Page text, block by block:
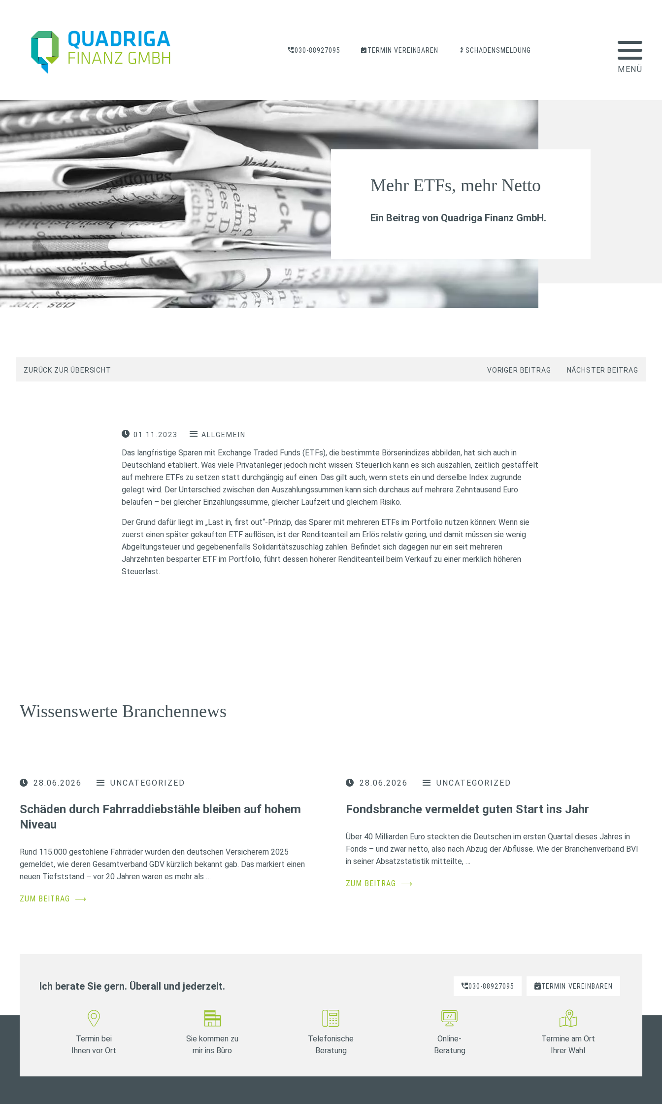
030-88927095 TERMIN VEREINBAREN SCHADENSMELDUNG
Mehr ETFs, mehr Netto
Ein Beitrag von Quadriga Finanz GmbH.
ZURÜCK ZUR ÜBERSICHT VORIGER BEITRAG NÄCHSTER BEITRAG
01.11.2023 ALLGEMEIN
Das langfristige Sparen mit Exchange Traded Funds (ETFs), die bestimmte Börsenindizes abbilden, hat sich auch in
Deutschland etabliert. Was viele Privatanleger jedoch nicht wissen: Steuerlich kann es sich auszahlen, zeitlich gestaffelt
auf mehrere ETFs zu setzen statt durchgängig auf einen. Das gilt auch, wenn stets ein und derselbe Index zugrunde
gelegt wird. Der Unterschied zwischen den Auszahlungssummen kann sich durchaus auf mehrere Zehntausend Euro
belaufen – bei gleicher Einzahlungssumme, gleicher Laufzeit und gleichem Risiko.
Der Grund dafür liegt im „Last in, first out“-Prinzip, das Sparer mit mehreren ETFs im Portfolio nutzen können: Wenn sie
zuerst einen später gekauften ETF auflösen, ist der Renditeanteil am Erlös relativ gering, und damit müssen sie wenig
Abgeltungsteuer und gegebenenfalls Solidaritätszuschlag zahlen. Befindet sich dagegen nur ein seit mehreren
Jahrzehnten besparter ETF im Portfolio, führt dessen höherer Renditeanteil beim Verkauf zu einer merklich höheren
Steuerlast.
Wissenswerte Branchennews
28.06.2026 UNCATEGORIZED
Schäden durch Fahrraddiebstähle bleiben auf hohem
Niveau
Rund 115.000 gestohlene Fahrräder wurden den deutschen Versicherern 2025
gemeldet, wie deren Gesamtverband GDV kürzlich bekannt gab. Das markiert einen
neuen Tiefststand – vor 20 Jahren waren es mehr als …
ZUM BEITRAG ⟶
28.06.2026 UNCATEGORIZED
Fondsbranche vermeldet guten Start ins Jahr
Über 40 Milliarden Euro steckten die Deutschen im ersten Quartal dieses Jahres in
Fonds – und zwar netto, also nach Abzug der Abflüsse. Wie der Branchenverband BVI
in seiner Absatzstatistik mitteilte, …
ZUM BEITRAG ⟶
Ich berate Sie gern. Überall und jederzeit. 030-88927095 TERMIN VEREINBAREN
Termin bei
Ihnen vor Ort
Sie kommen zu
mir ins Büro
Telefonische
Beratung
Online-
Beratung
Termine am Ort
Ihrer Wahl